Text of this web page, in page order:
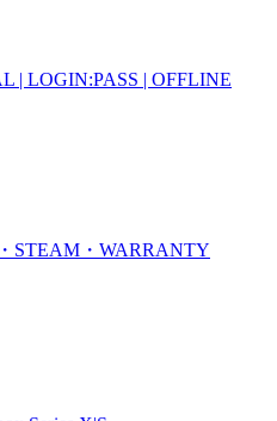
| LOGIN:PASS | OFFLINE
STEAM・WARRANTY